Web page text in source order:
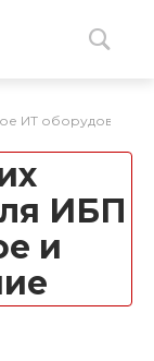
ИТ оборудование
ИБП
и